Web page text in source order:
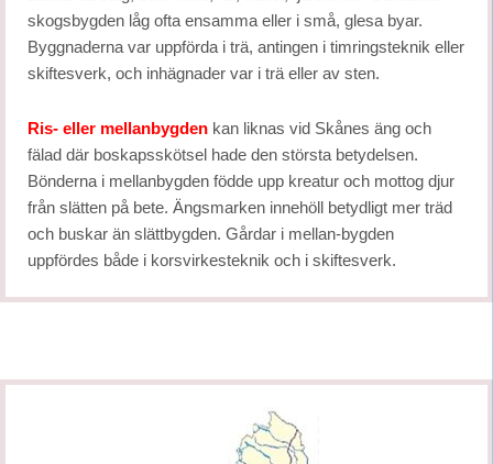
skogsbygden låg ofta ensamma eller i små, glesa byar.
Byggnaderna var uppförda i trä, antingen i timringsteknik eller
skiftesverk, och inhägnader var i trä eller av sten.
Ris- eller mellanbygden kan liknas vid Skånes äng och
fälad där boskapsskötsel hade den största betydelsen.
Bönderna i mellanbygden födde upp kreatur och mottog djur
från slätten på bete. Ängsmarken innehöll betydligt mer träd
och buskar än slättbygden. Gårdar i mellan-bygden
uppfördes både i korsvirkesteknik och i skiftesverk.